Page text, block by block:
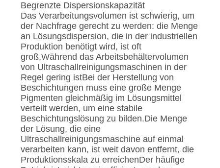
Begrenzte Dispersionskapazität
Das Verarbeitungsvolumen ist schwierig, um
der Nachfrage gerecht zu werden: die Menge
an Lösungsdispersion, die in der industriellen
Produktion benötigt wird, ist oft
groß,Während das Arbeitsbehältervolumen
von Ultraschallreinigungsmaschinen in der
Regel gering istBei der Herstellung von
Beschichtungen muss eine große Menge
Pigmenten gleichmäßig im Lösungsmittel
verteilt werden, um eine stabile
Beschichtungslösung zu bilden.Die Menge
der Lösung, die eine
Ultraschallreinigungsmaschine auf einmal
verarbeiten kann, ist weit davon entfernt, die
Produktionsskala zu erreichenDer häufige